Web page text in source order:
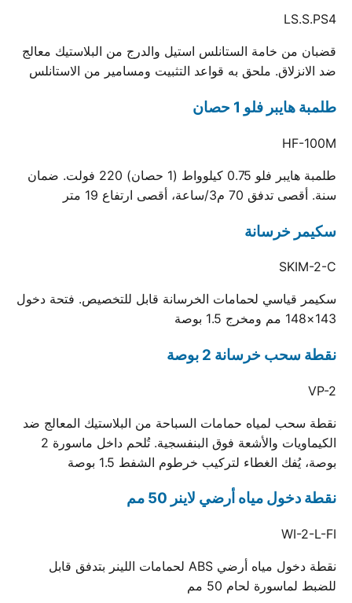
LS.S.PS4
قضبان من خامة الستانلس استيل والدرج من البلاستيك معالج
ضد الانزلاق. ملحق به قواعد التثبيت ومسامير من الاستانلس
طلمبة هايبر فلو 1 حصان
HF-100M
طلمبة هايبر فلو 0.75 كيلوواط (1 حصان) 220 فولت. ضمان
سنة. أقصى تدفق 70 م3/ساعة، أقصى ارتفاع 19 متر
سكيمر خرسانة
SKIM-2-C
سكيمر قياسي لحمامات الخرسانة قابل للتخصيص. فتحة دخول
143×148 مم ومخرج 1.5 بوصة
نقطة سحب خرسانة 2 بوصة
VP-2
نقطة سحب لمياه حمامات السباحة من البلاستيك المعالج ضد
الكيماويات والأشعة فوق البنفسجية. تُلحم داخل ماسورة 2
بوصة، يُفك الغطاء لتركيب خرطوم الشفط 1.5 بوصة
نقطة دخول مياه أرضي لاينر 50 مم
WI-2-L-FI
نقطة دخول مياه أرضي ABS لحمامات اللينر بتدفق قابل
للضبط لماسورة لحام 50 مم